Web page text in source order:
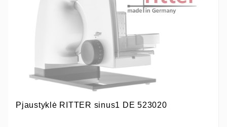
Pjaustyklė RITTER sinus1 DE 523020